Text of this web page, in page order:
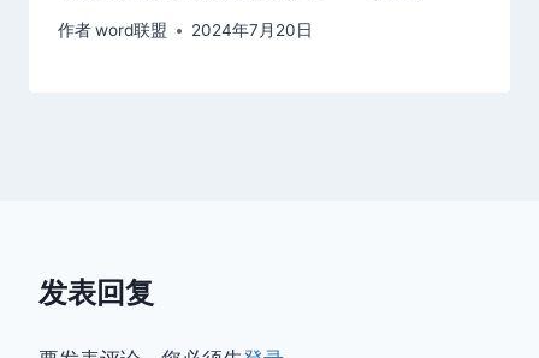
作者word联盟 2024年7月20日
发表回复